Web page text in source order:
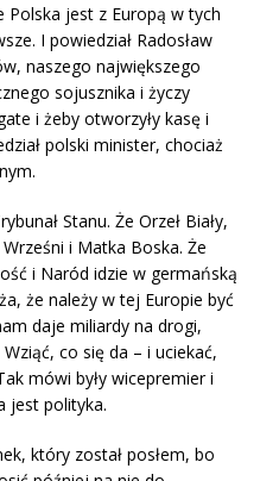
Polska jest z Europą w tych
I powiedział Radosław
naszego największego
sojusznika i życzy
i żeby otworzyły kasę i
polski minister, chociaż
Stanu. Że Orzeł Biały,
i Matka Boska. Że
i Naród idzie w germańską
że należy w tej Europie być
daje miliardy na drogi,
co się da – i uciekać,
mówi były wicepremier i
jest polityka.
który został posłem, bo